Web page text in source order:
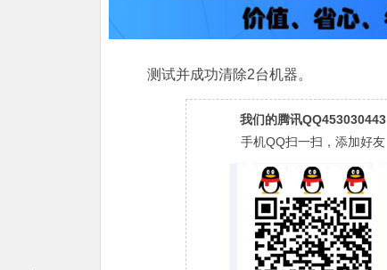
测试并成功清除2台机器。
我们的腾讯QQ453030443
手机QQ扫一扫，添加好友